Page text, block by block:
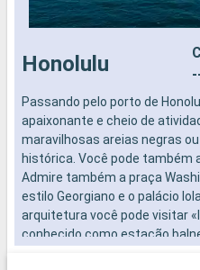
Honolulu
Passando pelo porto de
apaixonante e cheio de
maravilhosas areias negras
histórica. Você pode também
Admire também a praça
estilo Georgiano e o palácio
arquitetura você pode visitar
conhecido como estação